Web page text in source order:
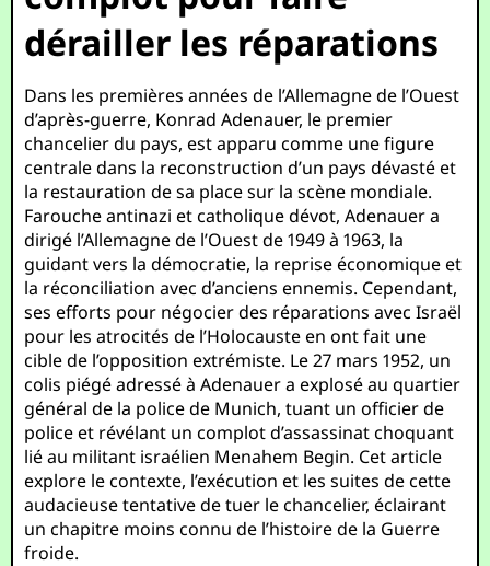
dérailler les réparations
Dans les premières années de l’Allemagne de l’Ouest
d’après-guerre, Konrad Adenauer, le premier
chancelier du pays, est apparu comme une figure
centrale dans la reconstruction d’un pays dévasté et
la restauration de sa place sur la scène mondiale.
Farouche antinazi et catholique dévot, Adenauer a
dirigé l’Allemagne de l’Ouest de 1949 à 1963, la
guidant vers la démocratie, la reprise économique et
la réconciliation avec d’anciens ennemis. Cependant,
ses efforts pour négocier des réparations avec Israël
pour les atrocités de l’Holocauste en ont fait une
cible de l’opposition extrémiste. Le 27 mars 1952, un
colis piégé adressé à Adenauer a explosé au quartier
général de la police de Munich, tuant un officier de
police et révélant un complot d’assassinat choquant
lié au militant israélien Menahem Begin. Cet article
explore le contexte, l’exécution et les suites de cette
audacieuse tentative de tuer le chancelier, éclairant
un chapitre moins connu de l’histoire de la Guerre
froide.